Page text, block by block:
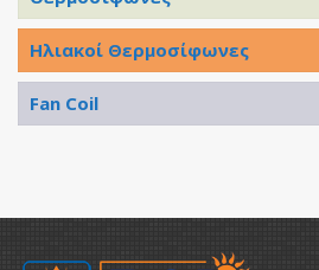
Ηλιακοί Θερμοσίφωνες
Fan Coil